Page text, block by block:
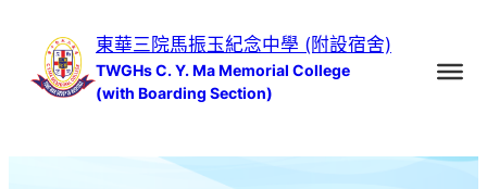
容
東華三院馬振玉紀念中學 (附設宿舍)
TWGHs C. Y. Ma Memorial College
(with Boarding Section)